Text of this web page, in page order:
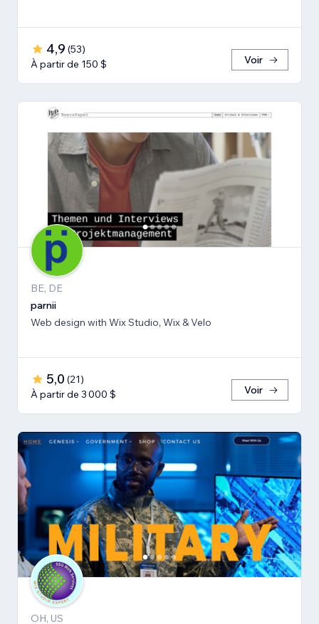
4,9 (53)
À partir de 150 $
Voir
BE, DE
parnii
Web design with Wix Studio, Wix & Velo
5,0 (21)
À partir de 3 000 $
Voir
OH, US